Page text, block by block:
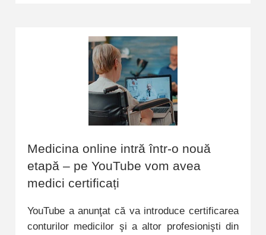
Medicina online intră într-o nouă
etapă – pe YouTube vom avea
medici certificați
YouTube a anunţat că va introduce certificarea
conturilor medicilor şi a altor profesionişti din